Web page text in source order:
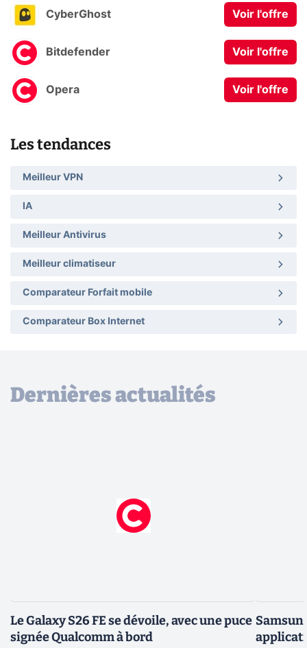
CyberGhost Voir l'offre
Bitdefender Voir l'offre
Opera Voir l'offre
Les tendances
Meilleur VPN
IA
Meilleur Antivirus
Meilleur climatiseur
Comparateur Forfait mobile
Comparateur Box Internet
Dernières actualités
Le Galaxy S26 FE se dévoile, avec une puce
signée Qualcomm à bord